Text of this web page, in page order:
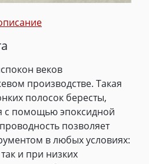
веков
производстве. Такая
полосок бересты,
с помощью эпоксидной
позволяет
в любых условиях:
и при низких